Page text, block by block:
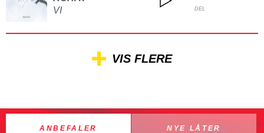
VI
DEL
VIS FLERE
ANBEFALER NYE LÅTER